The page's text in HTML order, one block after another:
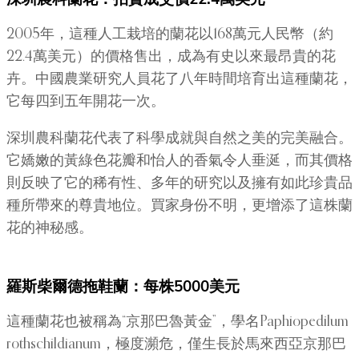
2005年，這種人工栽培的蘭花以168萬元人民幣（約
22.4萬美元）的價格售出，成為有史以來最昂貴的花
卉。中國農業研究人員花了八年時間培育出這種蘭花，
它每四到五年開花一次。
深圳農科蘭花代表了科學成就與自然之美的完美融合。
它嬌嫩的黃綠色花瓣和怡人的香氣令人垂涎，而其價格
則反映了它的稀有性、多年的研究以及擁有如此珍貴品
種所帶來的尊貴地位。買家身份不明，更增添了這株蘭
花的神秘感。
羅斯柴爾德拖鞋蘭：每株5000美元
這種蘭花也被稱為“京那巴魯黃金”，學名Paphiopedilum
rothschildianum，極度瀕危，僅生長於馬來西亞京那巴